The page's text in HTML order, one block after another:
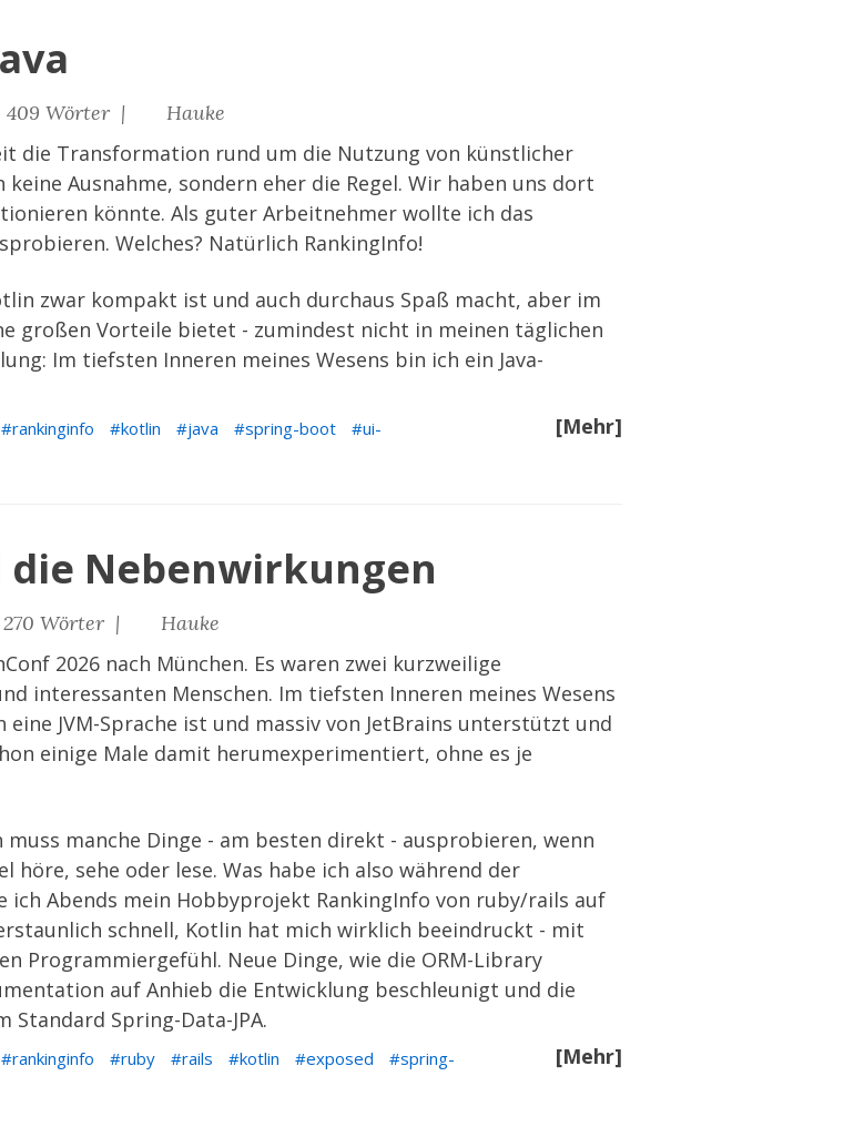
409 Wörter | Hauke
die Transformation rund um die Nutzung von künstlicher
Ausnahme, sondern eher die Regel. Wir haben uns dort
könnte. Als guter Arbeitnehmer wollte ich das
Welches? Natürlich RankingInfo!
zwar kompakt ist und auch durchaus Spaß macht, aber im
großen Vorteile bietet - zumindest nicht in meinen täglichen
Im tiefsten Inneren meines Wesens bin ich ein Java-
[Mehr]
rankinginfo kotlin java spring-boot
ui-
die Nebenwirkungen
270 Wörter | Hauke
2026 nach München. Es waren zwei kurzweilige
interessanten Menschen. Im tiefsten Inneren meines Wesens
JVM-Sprache ist und massiv von JetBrains unterstützt und
einige Male damit herumexperimentiert, ohne es je
manche Dinge - am besten direkt - ausprobieren, wenn
sehe oder lese. Was habe ich also während der
ich Abends mein Hobbyprojekt RankingInfo von ruby/rails auf
schnell, Kotlin hat mich wirklich beeindruckt - mit
Programmiergefühl. Neue Dinge, wie die ORM-Library
auf Anhieb die Entwicklung beschleunigt und die
Spring-Data-JPA.
[Mehr]
rankinginfo ruby rails kotlin exposed
spring-